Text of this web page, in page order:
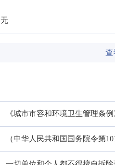
无
查
《城市市容和环境卫生管理条
（中华人民共和国国务院令第